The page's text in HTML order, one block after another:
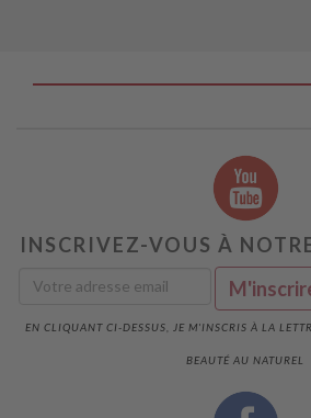
INSCRIVEZ-VOUS À
EN CLIQUANT CI-DESSUS, JE M'INSCRIS À LA
BEAUTÉ AU NATUREL